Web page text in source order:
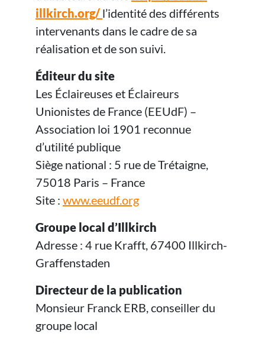
illkirch.org/l’identité des différents
intervenants dans le cadre de sa
réalisation et de son suivi.
Éditeur du site
Les Éclaireuses et Éclaireurs
Unionistes de France (EEUdF) –
Association loi 1901 reconnue
d’utilité publique
Siège national : 5 rue de Trétaigne,
75018 Paris – France
Site : www.eeudf.org
Groupe local d’Illkirch
Adresse : 4 rue Krafft, 67400 Illkirch-
Graffenstaden
Directeur de la publication
Monsieur Franck ERB, conseiller du
groupe local